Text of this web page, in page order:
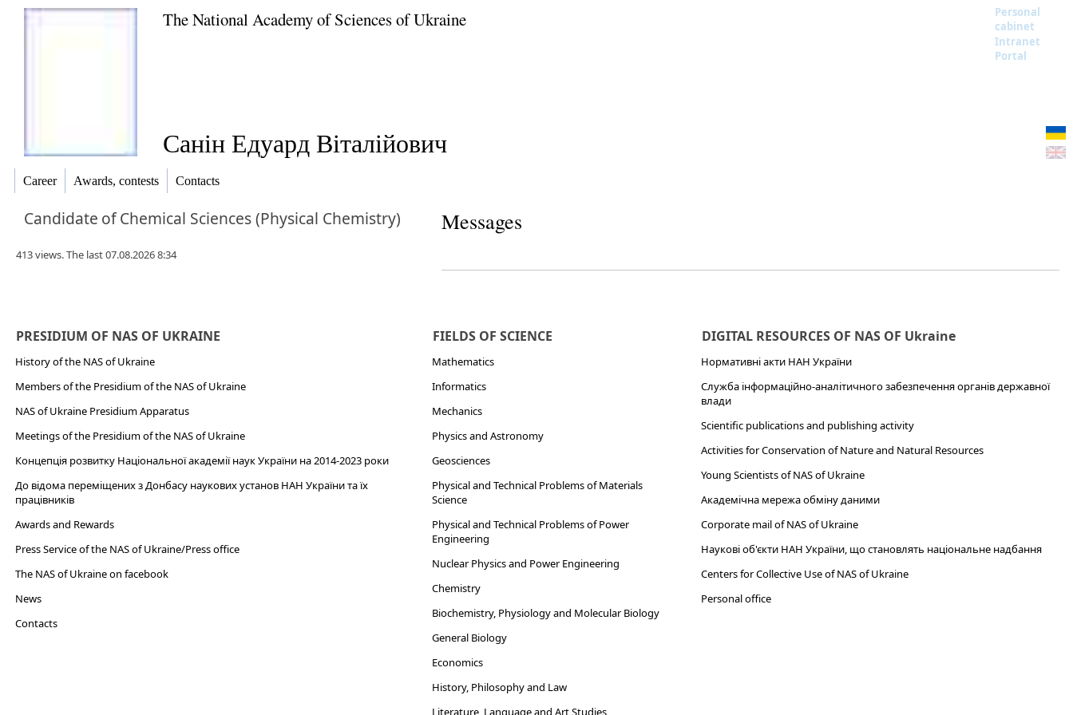
The National Academy of Sciences of Ukraine
Personal
cabinet
Intranet
Portal
Санін Едуард Віталійович
Career Awards, contests Contacts
Candidate ofChemical Sciences (Physical Chemistry)
413 views. The last 07.08.2026 8:34
Messages
PRESIDIUM OF NAS OF UKRAINE
History of the NAS of Ukraine
Members of the Presidium of the NAS of Ukraine
NAS of Ukraine Presidium Apparatus​
Meetings of the Presidium of the NAS of Ukraine
Концепція розвитку Національної академії наук України на 2014-2023 роки
До відома переміщених з Донбасу наукових установ НАН України та їх
працівників
Awards and Rewards
Press Service of the NAS of Ukraine/Press office
The NAS of Ukraine on facebook
News
Сontacts
FIELDS OF SCIENCE
Mathematics
Informatics
Mechanics
Physics and Astronomy
Geosciences
Physical and Technical Problems of Materials
Science
Physical and Technical Problems of Power
Engineering
Nuclear Physics and Power Engineering
Chemistry
Biochemistry, Physiology and Molecular Biology
General Biology
Economics
History, Philosophy and Law
Literature, Language and Art Studies
DIGITAL RESOURCES OF NAS OF Ukraine
Нормативні акти НАН України
Служба інформаційно-аналітичного забезпечення органів державної
влади
Scientific publications and publishing activity
Activities for Conservation of Nature and Natural Resources
Young Scientists of NAS of Ukraine
Академічна мережа обміну даними
Corporate mail of NAS of Ukraine
Наукові об'єкти НАН України, що становлять національне надбання
Centers for Collective Use of NAS of Ukraine
Personal office